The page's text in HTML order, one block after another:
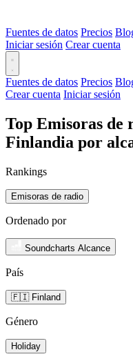
Fuentes de datos Precios
Iniciar sesión Crear cuenta
Fuentes de datos Precios
Crear cuenta Iniciar sesión
Top Emisoras de
Finlandia por
Rankings
Emisoras de radio
Ordenado por
Soundcharts Alcance
País
🇫🇮 Finland
Género
Holiday